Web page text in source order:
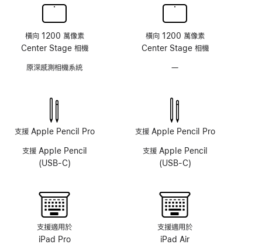
橫向 1200 萬像素
Center Stage 相機
原深感測相機系統
支援 Apple Pencil Pro
支援 Apple Pencil
(USB-C)
支援適用於
iPad Pro
橫向 1200 萬像素
Center Stage 相機
—
相
支援 Apple Pencil Pro
支援 Apple Pencil
(USB-C)
支援適用於
iPad Air